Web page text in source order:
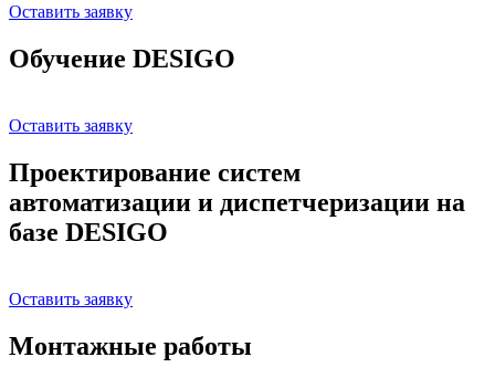
Оставить заявку
Обучение DESIGO
Оставить заявку
Проектирование систем
автоматизации и диспетчеризации на
базе DESIGO
Оставить заявку
Монтажные работы